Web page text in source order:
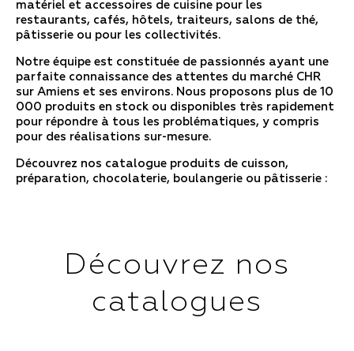
matériel et accessoires de cuisine pour les
restaurants, cafés, hôtels, traiteurs, salons de thé,
pâtisserie ou pour les collectivités.
Notre équipe est constituée de passionnés ayant une
parfaite connaissance des attentes du marché CHR
sur Amiens et ses environs. Nous proposons plus de 10
000 produits en stock ou disponibles très rapidement
pour répondre à tous les problématiques, y compris
pour des réalisations sur-mesure.
Découvrez nos catalogue produits de cuisson,
préparation, chocolaterie, boulangerie ou pâtisserie :
Découvrez nos
catalogues